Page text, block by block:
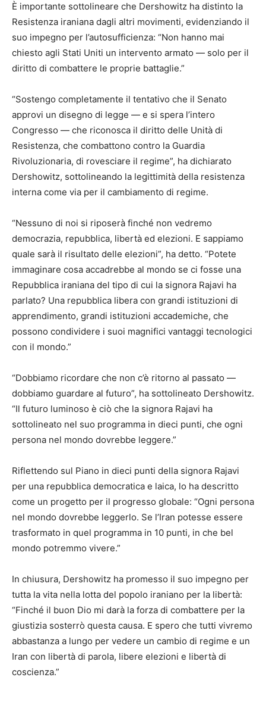
È importante sottolineare che Dershowitz ha distinto la
Resistenza iraniana dagli altri movimenti, evidenziando il
suo impegno per l’autosufficienza: “Non hanno mai
chiesto agli Stati Uniti un intervento armato — solo per il
diritto di combattere le proprie battaglie.”
“Sostengo completamente il tentativo che il Senato
approvi un disegno di legge — e si spera l’intero
Congresso — che riconosca il diritto delle Unità di
Resistenza, che combattono contro la Guardia
Rivoluzionaria, di rovesciare il regime”, ha dichiarato
Dershowitz, sottolineando la legittimità della resistenza
interna come via per il cambiamento di regime.
“Nessuno di noi si riposerà finché non vedremo
democrazia, repubblica, libertà ed elezioni. E sappiamo
quale sarà il risultato delle elezioni”, ha detto. “Potete
immaginare cosa accadrebbe al mondo se ci fosse una
Repubblica iraniana del tipo di cui la signora Rajavi ha
parlato? Una repubblica libera con grandi istituzioni di
apprendimento, grandi istituzioni accademiche, che
possono condividere i suoi magnifici vantaggi tecnologici
con il mondo.”
“Dobbiamo ricordare che non c’è ritorno al passato —
dobbiamo guardare al futuro”, ha sottolineato Dershowitz.
“Il futuro luminoso è ciò che la signora Rajavi ha
sottolineato nel suo programma in dieci punti, che ogni
persona nel mondo dovrebbe leggere.”
Riflettendo sul Piano in dieci punti della signora Rajavi
per una repubblica democratica e laica, lo ha descritto
come un progetto per il progresso globale: “Ogni persona
nel mondo dovrebbe leggerlo. Se l’Iran potesse essere
trasformato in quel programma in 10 punti, in che bel
mondo potremmo vivere.”
In chiusura, Dershowitz ha promesso il suo impegno per
tutta la vita nella lotta del popolo iraniano per la libertà:
“Finché il buon Dio mi darà la forza di combattere per la
giustizia sosterrò questa causa. E spero che tutti vivremo
abbastanza a lungo per vedere un cambio di regime e un
Iran con libertà di parola, libere elezioni e libertà di
coscienza.”